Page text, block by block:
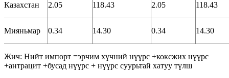
Казахстан 2.05 118.43 2.05 118.43
Мияньмар 0.34 14.30 0.34 14.30
Жич: Нийт импорт =эрчим хүчний нүүрс +коксжих нүүрс
+антрацит +бусад нүүрс + нүүрс суурьтай хатуу түлш